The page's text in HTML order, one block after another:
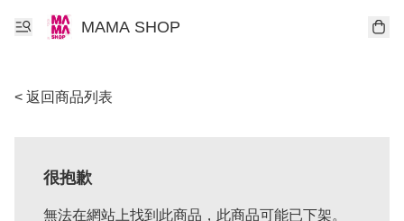
MAMA SHOP
< 返回商品列表
很抱歉
無法在網站上找到此商品，此商品可能已下架。